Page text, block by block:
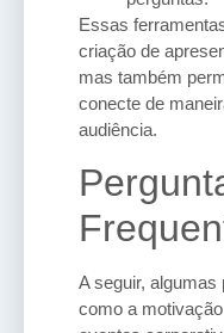
Essas
criação de
mas também
conecte de
audiência.
A seguir, algumas
como a